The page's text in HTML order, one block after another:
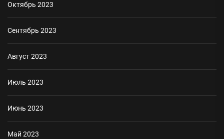
Октябрь 2023
Сентябрь 2023
Август 2023
Июль 2023
Июнь 2023
Май 2023